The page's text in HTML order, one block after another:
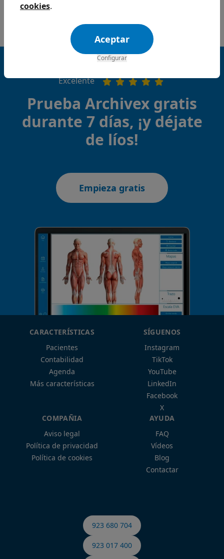
Excelente
Prueba Archivex gratis
durante 7 días, ¡y déjate
de líos!
Empieza gratis
CARACTERÍSTICAS
Pacientes
Contabilidad
Agenda
Más características
SÍGUENOS
Instagram
TikTok
YouTube
LinkedIn
Facebook
X
COMPAÑIA
Aviso legal
Política de privacidad
Política de cookies
AYUDA
FAQ
Vídeos
Blog
Contactar
923 680 704
923 017 400
cookies.
Aceptar
Configurar